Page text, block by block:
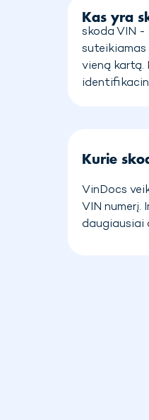
Kas yra
skoda VIN -
vieną kartą.
Kurie
VinDocs
VIN numerį.
daugiausiai